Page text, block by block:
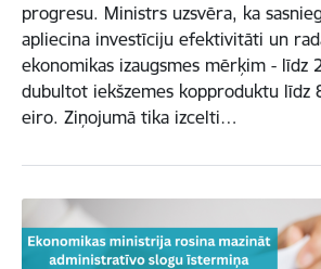
progresu. Ministrs uzsvēra, ka
apliecina investīciju efektivitāti un
ekonomikas izaugsmes mērķim - līdz
dubultot iekšzemes kopproduktu līdz
eiro. Ziņojumā tika izcelti…